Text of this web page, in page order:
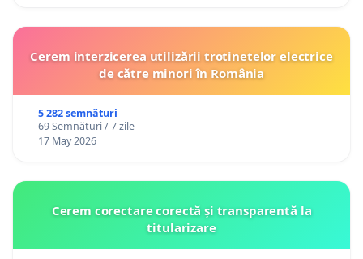
Replika
29. Radu Apostol - regizor, co fondator Centrul Replika
30. Cosmin Dominte - actor
32. Popescu Cătălina - student, Comunicare
Audiovizuală, UNATC
33. Marina Fluerașu - actriță, București
Cerem interzicerea utilizării trotinetelor electrice
de către minori în România
5 282 semnături
69 Semnături / 7 zile
17 May 2026
Cerem corectare corectă și transparentă la
titularizare